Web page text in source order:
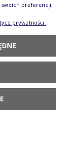
Zima
swoich preferencji,
prywatności.